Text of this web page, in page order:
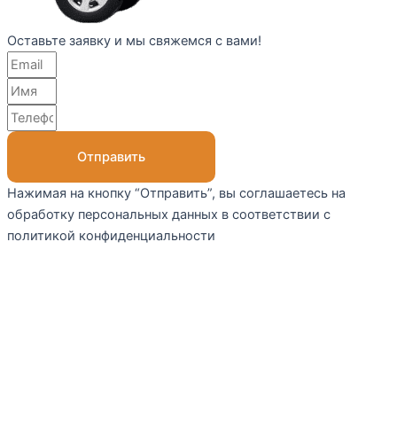
Оставьте заявку и мы свяжемся с вами!
Отправить
Нажимая на кнопку “Отправить”, вы соглашаетесь на
обработку персональных данных в соответствии с
политикой конфиденциальности